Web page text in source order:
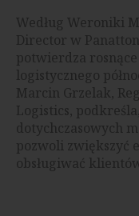
Według Weroniki
Director w
potwierdza
logistycznego
Marcin Grzelak,
Logistics,
dotychczasowych
pozwoli zwiększyć
obsługiwać